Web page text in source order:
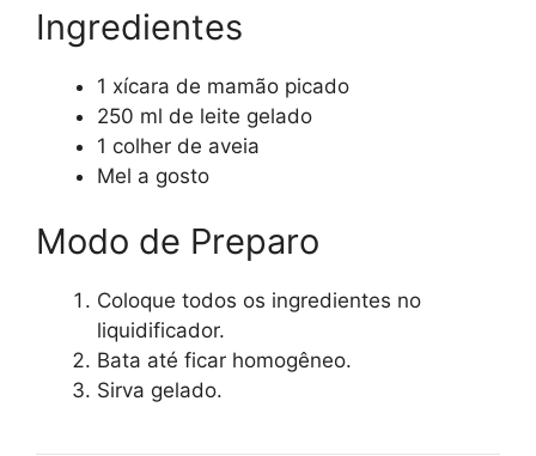
Ingredientes
1 xícara de mamão picado
250 ml de leite gelado
1 colher de aveia
Mel a gosto
Modo de Preparo
Coloque todos os ingredientes no
liquidificador.
Bata até ficar homogêneo.
Sirva gelado.